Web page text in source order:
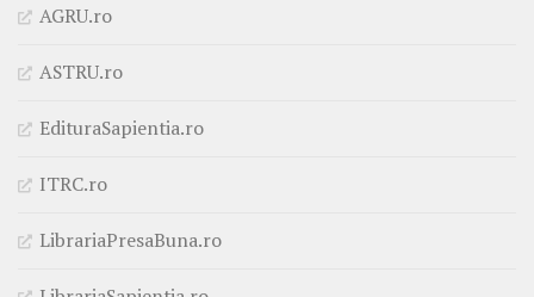
AGRU.ro
ASTRU.ro
EdituraSapientia.ro
ITRC.ro
LibrariaPresaBuna.ro